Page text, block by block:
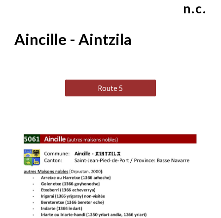
n.c.
Aincille - Aintzila
Route 5